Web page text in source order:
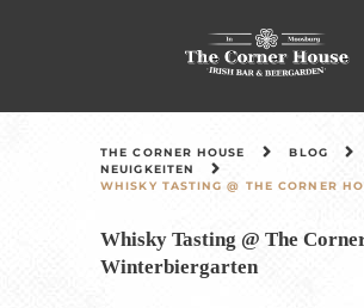
THE CORNER HOUSE
BLOG
NEUIGKEITEN
WHISKY TASTING @ THE CORNER
Whisky Tasting @ The
Winterbiergarten